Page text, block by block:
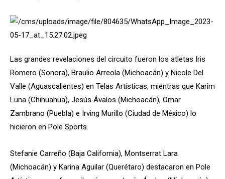
Las grandes revelaciones del circuito fueron los atletas Iris
Romero (Sonora), Braulio Arreola (Michoacán) y Nicole Del
Valle (Aguascalientes) en Telas Artísticas, mientras que Karim
Luna (Chihuahua), Jesús Ávalos (Michoacán), Omar
Zambrano (Puebla) e Irving Murillo (Ciudad de México) lo
hicieron en Pole Sports.
Stefanie Carreño (Baja California), Montserrat Lara
(Michoacán) y Karina Aguilar (Querétaro) destacaron en Pole